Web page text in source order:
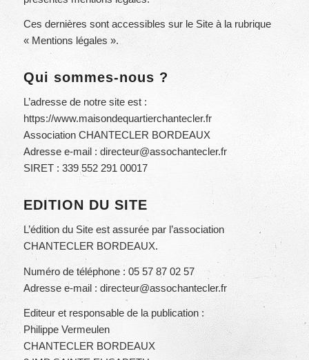
Ces dernières sont accessibles sur le Site à la rubrique
« Mentions légales ».
Qui sommes-nous ?
L’adresse de notre site est :
https://www.maisondequartierchantecler.fr
Association CHANTECLER BORDEAUX
Adresse e-mail :directeur@assochantecler.fr
SIRET : 339 552 291 00017
EDITION DU SITE
L’édition du Site est assurée par l’association
CHANTECLER BORDEAUX.
Numéro de téléphone : 05 57 87 02 57
Adresse e-mail : directeur@assochantecler.fr
Editeur et responsable de la publication :
Philippe Vermeulen
CHANTECLER BORDEAUX